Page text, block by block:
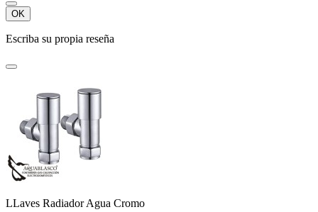
OK
Escriba su propia reseña
LLaves Radiador Agua Cromo